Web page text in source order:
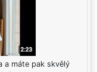
a máte pak skvělý